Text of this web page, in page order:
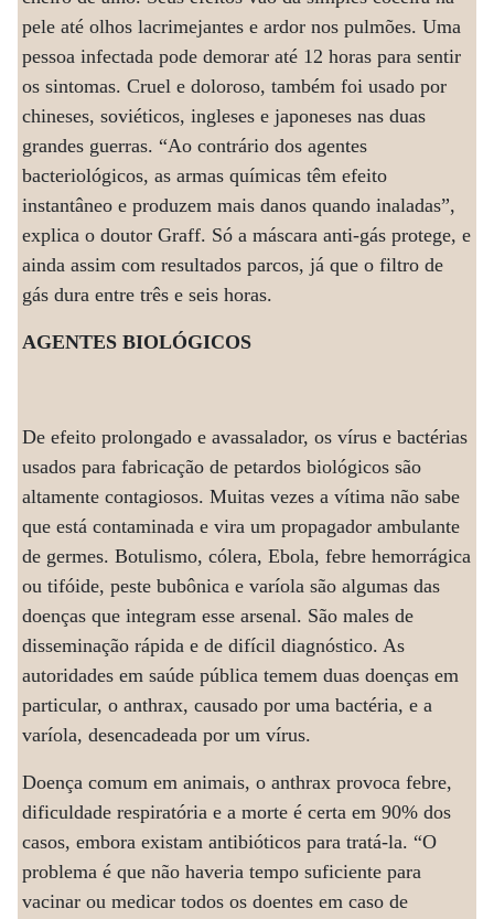
pele até olhos lacrimejantes e ardor nos pulmões. Uma
pessoa infectada pode demorar até 12 horas para sentir
os sintomas. Cruel e doloroso, também foi usado por
chineses, soviéticos, ingleses e japoneses nas duas
grandes guerras. “Ao contrário dos agentes
bacteriológicos, as armas químicas têm efeito
instantâneo e produzem mais danos quando inaladas”,
explica o doutor Graff. Só a máscara anti-gás protege, e
ainda assim com resultados parcos, já que o filtro de
gás dura entre três e seis horas.
AGENTES BIOLÓGICOS
De efeito prolongado e avassalador, os vírus e bactérias
usados para fabricação de petardos biológicos são
altamente contagiosos. Muitas vezes a vítima não sabe
que está contaminada e vira um propagador ambulante
de germes. Botulismo, cólera, Ebola, febre hemorrágica
ou tifóide, peste bubônica e varíola são algumas das
doenças que integram esse arsenal. São males de
disseminação rápida e de difícil diagnóstico. As
autoridades em saúde pública temem duas doenças em
particular, o anthrax, causado por uma bactéria, e a
varíola, desencadeada por um vírus.
Doença comum em animais, o anthrax provoca febre,
dificuldade respiratória e a morte é certa em 90% dos
casos, embora existam antibióticos para tratá-la. “O
problema é que não haveria tempo suficiente para
vacinar ou medicar todos os doentes em caso de